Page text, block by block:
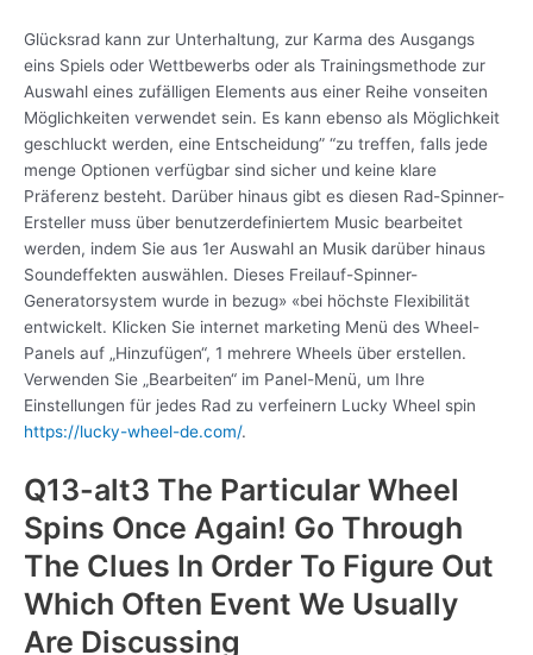
Glücksrad kann zur Unterhaltung, zur Karma des Ausgangs
eins Spiels oder Wettbewerbs oder als Trainingsmethode zur
Auswahl eines zufälligen Elements aus einer Reihe vonseiten
Möglichkeiten verwendet sein. Es kann ebenso als Möglichkeit
geschluckt werden, eine Entscheidung” “zu treffen, falls jede
menge Optionen verfügbar sind sicher und keine klare
Präferenz besteht. Darüber hinaus gibt es diesen Rad-Spinner-
Ersteller muss über benutzerdefiniertem Music bearbeitet
werden, indem Sie aus 1er Auswahl an Musik darüber hinaus
Soundeffekten auswählen. Dieses Freilauf-Spinner-
Generatorsystem wurde in bezug» «bei höchste Flexibilität
entwickelt. Klicken Sie internet marketing Menü des Wheel-
Panels auf „Hinzufügen“, 1 mehrere Wheels über erstellen.
Verwenden Sie „Bearbeiten“ im Panel-Menü, um Ihre
Einstellungen für jedes Rad zu verfeinern Lucky Wheel spin
https://lucky-wheel-de.com/.
Q13-alt3 The Particular Wheel
Spins Once Again! Go Through
The Clues In Order To Figure Out
Which Often Event We Usually
Are Discussing